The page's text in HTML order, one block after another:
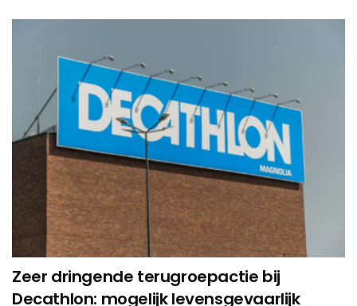
Zeer dringende terugroepactie bij
Decathlon: mogelijk levensgevaarlijk